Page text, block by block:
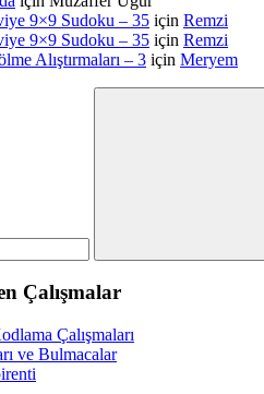
9×9 Sudoku – 35 için Remzi
9×9 Sudoku – 35 için Remzi
Alıştırmaları – 3 için Meryem
Çalışmalar
Çalışmaları
ve Bulmacalar